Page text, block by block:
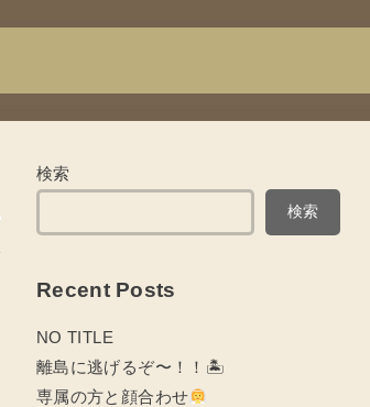
検索
検索
Recent Posts
NO TITLE
離島に逃げるぞ〜！！🏝
専属の方と顔合わせ